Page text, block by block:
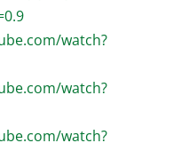
watch?
watch?
watch?